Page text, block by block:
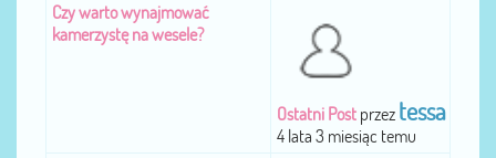
Czy warto wynajmować
kamerzystę na wesele?
Ostatni Post przez tessa
4 lata 3 miesiąc temu